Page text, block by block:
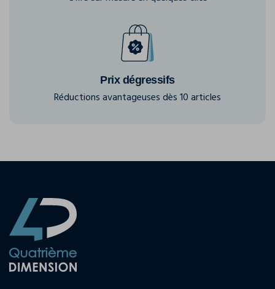
Prix dégressifs
Réductions avantageuses dès 10 articles